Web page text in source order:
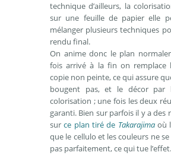
technique d’ailleurs, la
sur une feuille de papier elle
mélanger plusieurs techniques
rendu final.
On anime donc le plan
fois arrivé à la fin on remplace
copie non peinte, ce qui assure
bougent pas, et le décor par
colorisation ; une fois les deux
garanti. Bien sur parfois il y a des
surce plan tiré de Takarajimaoù
que le cellulo et les couleurs ne
pas parfaitement, ce qui tue l’effet.